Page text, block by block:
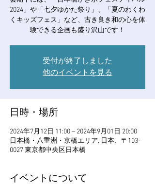
2024」や「七夕ゆかた祭り」、「夏のわくわ
くキッズフェス」など、古き良き和の心を体
験できる企画も盛り沢山です！
受付が終了しました
他のイベントを見る
日時・場所
2024年7月12日 11:00 – 2024年9月01日 20:00
日本橋・八重洲・京橋エリア, 日本、〒103-
0027 東京都中央区日本橋
イベントについて